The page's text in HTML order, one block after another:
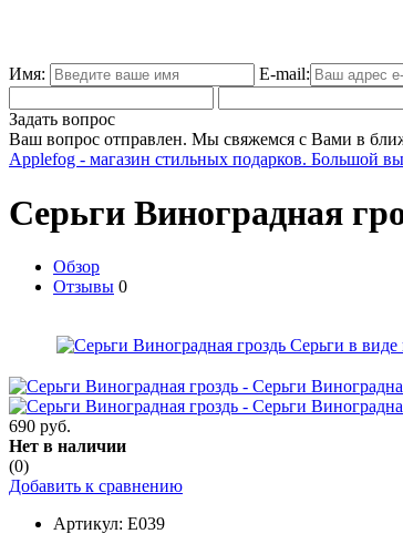
Имя: E-mail:
Задать вопрос
Ваш вопрос отправлен. Мы свяжемся с Вами в
Applefog - магазин стильных подарков. Большой
Серьги Виноградная
Обзор
Отзывы 0
690 руб.
Нет в наличии
(0)
Добавить к сравнению
Артикул: E039